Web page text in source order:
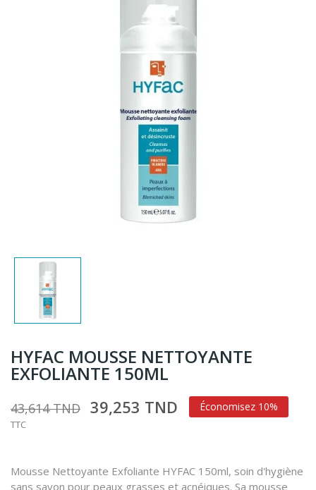
HYFAC MOUSSE NETTOYANTE
EXFOLIANTE 150ML
43,614 TND 39,253 TND Économisez 10%
TTC
Mousse Nettoyante Exfoliante HYFAC 150ml, soin d'hygiène
sans savon pour peaux grasses et acnéiques. Sa mousse